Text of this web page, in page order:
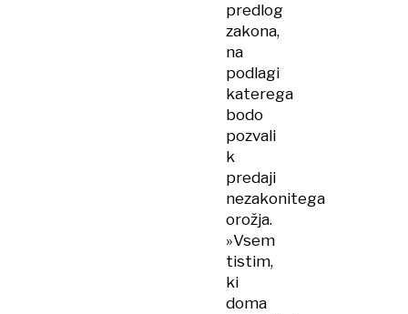
predlog
zakona,
na
podlagi
katerega
bodo
pozvali
k
predaji
nezakonitega
orožja.
»Vsem
tistim,
ki
doma